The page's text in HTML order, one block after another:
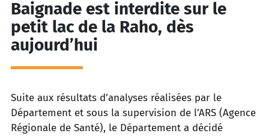
Baignade est interdite sur le
petit lac de la Raho, dès
aujourd’hui
Suite aux résultats d’analyses réalisées par le
Département et sous la supervision de l’ARS (Agence
Régionale de Santé), le Département a décidé